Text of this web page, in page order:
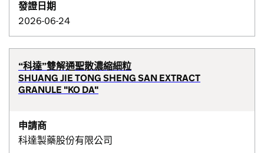
發證日期
2026-06-24
“科達”雙解通聖散濃縮細粒
SHUANG JIE TONG SHENG SAN EXTRACT
GRANULE "KO DA"
申請商
科達製藥股份有限公司